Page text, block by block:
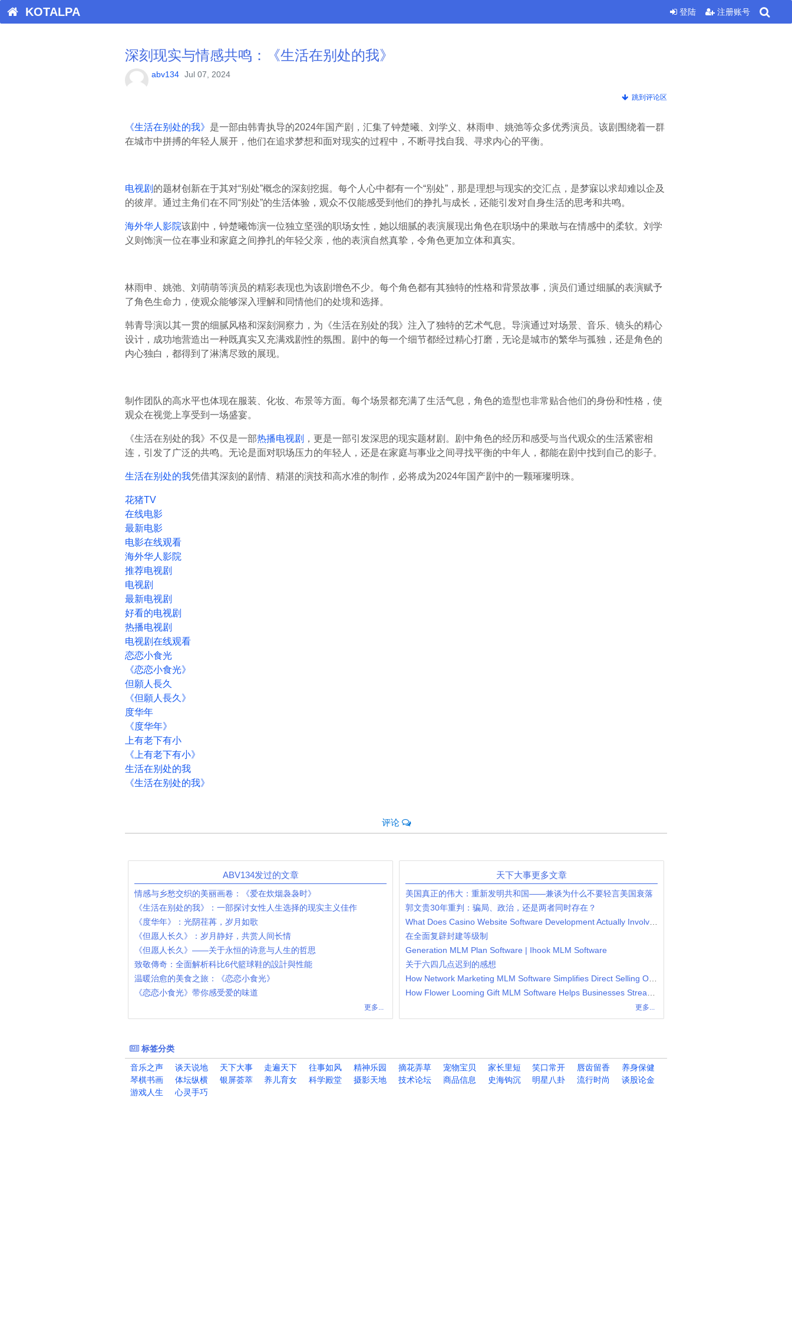
KOTALPA 登陆 注册账号
深刻现实与情感共鸣：《生活在别处的我》
abv134 Jul 07, 2024
跳到评论区
《生活在别处的我》 是一部由韩青执导的2024年国产剧，汇集了钟楚曦、刘学义、林雨申、姚弛等众多优秀演员。该剧围绕着一群
在城市中拼搏的年轻人展开，他们在追求梦想和面对现实的过程中，不断寻找自我、寻求内心的平衡。
电视剧 的题材创新在于其对“别处”概念的深刻挖掘。每个人心中都有一个“别处”，那是理想与现实的交汇点，是梦寐以求却难以企及
的彼岸。通过主角们在不同“别处”的生活体验，观众不仅能感受到他们的挣扎与成长，还能引发对自身生活的思考和共鸣。
海外华人影院该剧中，钟楚曦饰演一位独立坚强的职场女性，她以细腻的表演展现出角色在职场中的果敢与在情感中的柔软。刘学
义则饰演一位在事业和家庭之间挣扎的年轻父亲，他的表演自然真挚，令角色更加立体和真实。
林雨申、姚弛、刘萌萌等演员的精彩表现也为该剧增色不少。每个角色都有其独特的性格和背景故事，演员们通过细腻的表演赋予
了角色生命力，使观众能够深入理解和同情他们的处境和选择。
韩青导演以其一贯的细腻风格和深刻洞察力，为《生活在别处的我》注入了独特的艺术气息。导演通过对场景、音乐、镜头的精心
设计，成功地营造出一种既真实又充满戏剧性的氛围。剧中的每一个细节都经过精心打磨，无论是城市的繁华与孤独，还是角色的
内心独白，都得到了淋漓尽致的展现。
制作团队的高水平也体现在服装、化妆、布景等方面。每个场景都充满了生活气息，角色的造型也非常贴合他们的身份和性格，使
观众在视觉上享受到一场盛宴。
《生活在别处的我》不仅是一部热播电视剧 ，更是一部引发深思的现实题材剧。剧中角色的经历和感受与当代观众的生活紧密相
连，引发了广泛的共鸣。无论是面对职场压力的年轻人，还是在家庭与事业之间寻找平衡的中年人，都能在剧中找到自己的影子。
生活在别处的我凭借其深刻的剧情、精湛的演技和高水准的制作，必将成为2024年国产剧中的一颗璀璨明珠。
花猪TV
在线电影
最新电影
电影在线观看
海外华人影院
推荐电视剧
电视剧
最新电视剧
好看的电视剧
热播电视剧
电视剧在线观看
恋恋小食光
《恋恋小食光》
但願人長久
《但願人長久》
度华年
《度华年》
上有老下有小
《上有老下有小》
生活在别处的我
《生活在别处的我》
评论
ABV134发过的文章
情感与乡愁交织的美丽画卷：《爱在炊烟袅袅时》
《生活在别处的我》：一部探讨女性人生选择的现实主义佳作
《度华年》：光阴荏苒，岁月如歌
《但愿人长久》：岁月静好，共赏人间长情
《但愿人长久》——关于永恒的诗意与人生的哲思
致敬傳奇：全面解析科比6代籃球鞋的設計與性能
温暖治愈的美食之旅：《恋恋小食光》
《恋恋小食光》带你感受爱的味道
更多...
天下大事更多文章
美国真正的伟大：重新发明共和国——兼谈为什么不要轻言美国衰落
郭文贵30年重判：骗局、政治，还是两者同时存在？
在全面复辟封建等级制
Generation MLM Plan Software | Ihook MLM Software
关于六四几点迟到的感想
更多...
标签分类
音乐之声
谈天说地 天下大事 走遍天下 往事如风 精神乐园 摘花弄草 宠物宝贝 家长里短 笑口常开 唇齿留香
养身保健
琴棋书画
体坛纵横 银屏荟萃 养儿育女 科学殿堂 摄影天地 技术论坛 商品信息 史海钩沉 明星八卦 流行时尚
谈股论金
游戏人生
心灵手巧